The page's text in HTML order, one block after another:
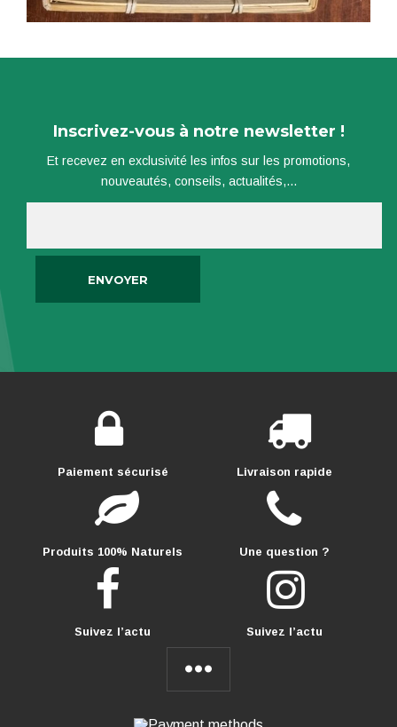
Inscrivez-vous à notre newsletter !
Et recevez en exclusivité les infos sur les promotions,
nouveautés, conseils, actualités,...
Paiement sécurisé Livraison rapide
Produits 100% Naturels Une question ?
Suivez l’actu Suivez l’actu